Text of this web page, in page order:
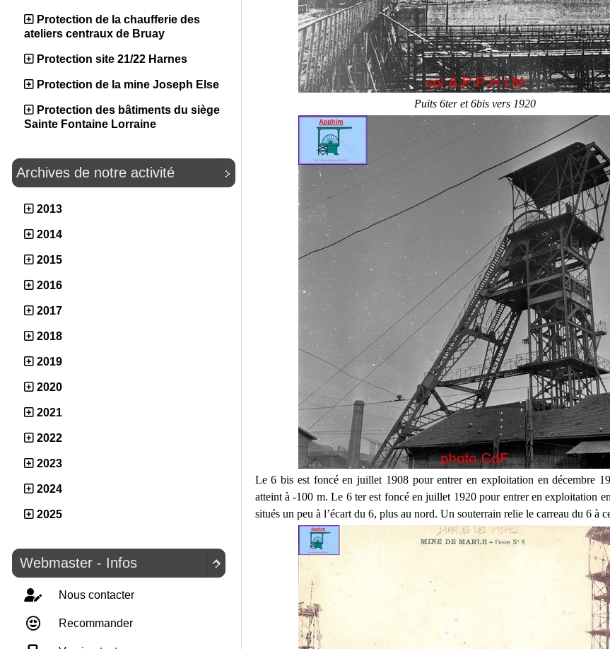
Protection de la chaufferie des
ateliers centraux de Bruay
Protection site 21/22 Harnes
Protection de la mine Joseph Else
Protection des bâtiments du siège
Sainte Fontaine Lorraine
Archives de notre activité
2013
2014
2015
2016
2017
2018
2019
2020
2021
2022
2023
2024
2025

Webmaster - Infos
Nous contacter
Recommander
Puits 6ter et 6bis vers 1920
Le 6 bis est foncé en juillet 1908 pour entrer en exploitation en décembre
atteint à -100 m. Le 6 ter est foncé en juillet 1920 pour entrer en exploitation
situés un peu à l’écart du 6, plus au nord. Un souterrain relie le carreau du 6 à